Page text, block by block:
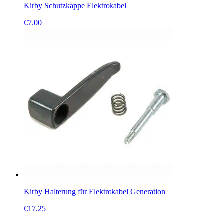
Kirby Schutzkappe Elektrokabel
€7.00
Kirby Halterung für Elektrokabel Generation
€17.25